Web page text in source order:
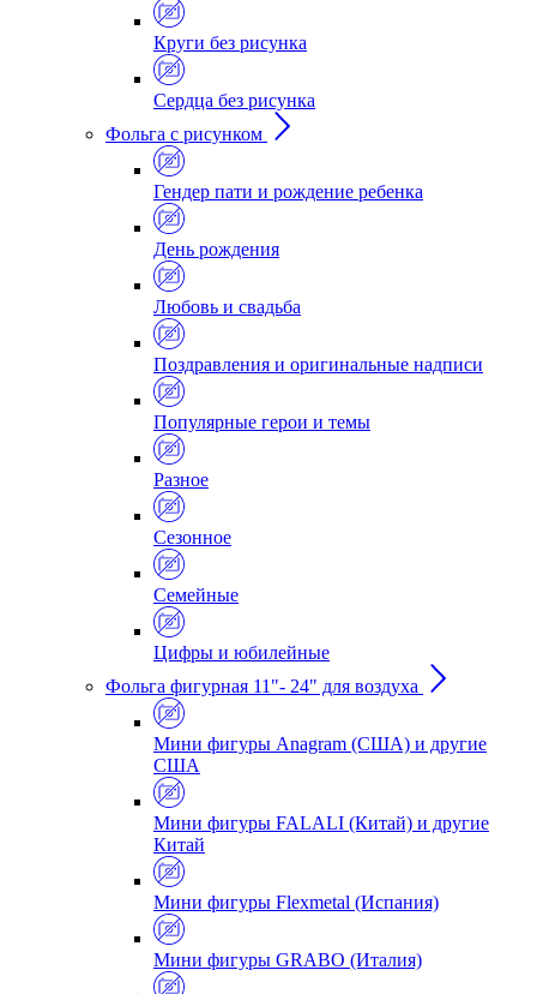
Круги без рисунка
Сердца без рисунка
Фольга с рисунком
Гендер пати и рождение ребенка
День рождения
Любовь и свадьба
Поздравления и оригинальные надписи
Популярные герои и темы
Разное
Сезонное
Семейные
Цифры и юбилейные
Фольга фигурная 11"- 24" для воздуха
Мини фигуры Anagram (США) и другие
США
Мини фигуры FALALI (Китай) и другие
Китай
Мини фигуры Flexmetal (Испания)
Мини фигуры GRABO (Италия)